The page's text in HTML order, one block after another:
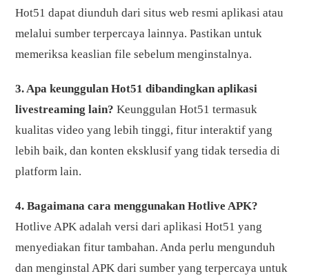
Hot51 dapat diunduh dari situs web resmi aplikasi atau
melalui sumber terpercaya lainnya. Pastikan untuk
memeriksa keaslian file sebelum menginstalnya.
3. Apa keunggulan Hot51 dibandingkan aplikasi
livestreaming lain? Keunggulan Hot51 termasuk
kualitas video yang lebih tinggi, fitur interaktif yang
lebih baik, dan konten eksklusif yang tidak tersedia di
platform lain.
4. Bagaimana cara menggunakan Hotlive APK?
Hotlive APK adalah versi dari aplikasi Hot51 yang
menyediakan fitur tambahan. Anda perlu mengunduh
dan menginstal APK dari sumber yang terpercaya untuk